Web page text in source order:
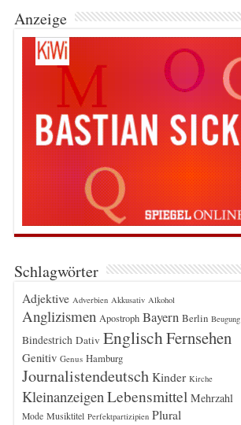
Anzeige
Schlagwörter
Adjektive Adverbien Akkusativ Alkohol
Anglizismen Apostroph Bayern Berlin Beugung
Bindestrich Dativ EnglischFernsehen
Genitiv Genus Hamburg
Journalistendeutsch Kinder Kirche
Kleinanzeigen Lebensmittel Mehrzahl
Mode Musiktitel Perfektpartizipien Plural